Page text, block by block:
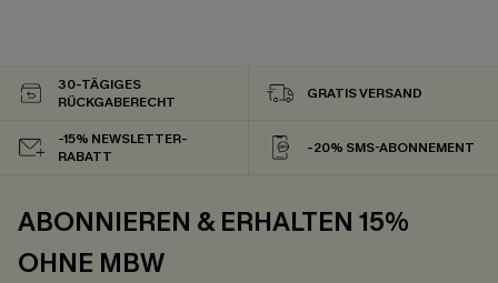
30-TÄGIGES
RÜCKGABERECHT
GRATIS VERSAND
-15% NEWSLETTER-
RABATT
-20% SMS-ABONNEMENT
ABONNIEREN & ERHALTEN 15%
OHNE MBW